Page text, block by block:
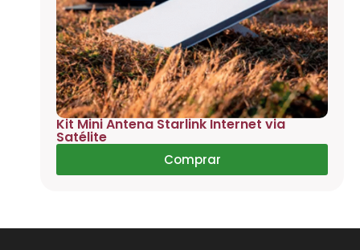
Kit Mini Antena Starlink Internet via
Satélite
Comprar